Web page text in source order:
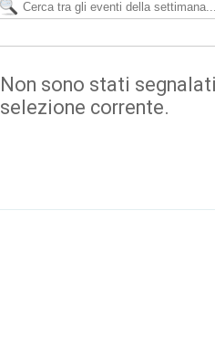
Non sono stati
selezione corrente.